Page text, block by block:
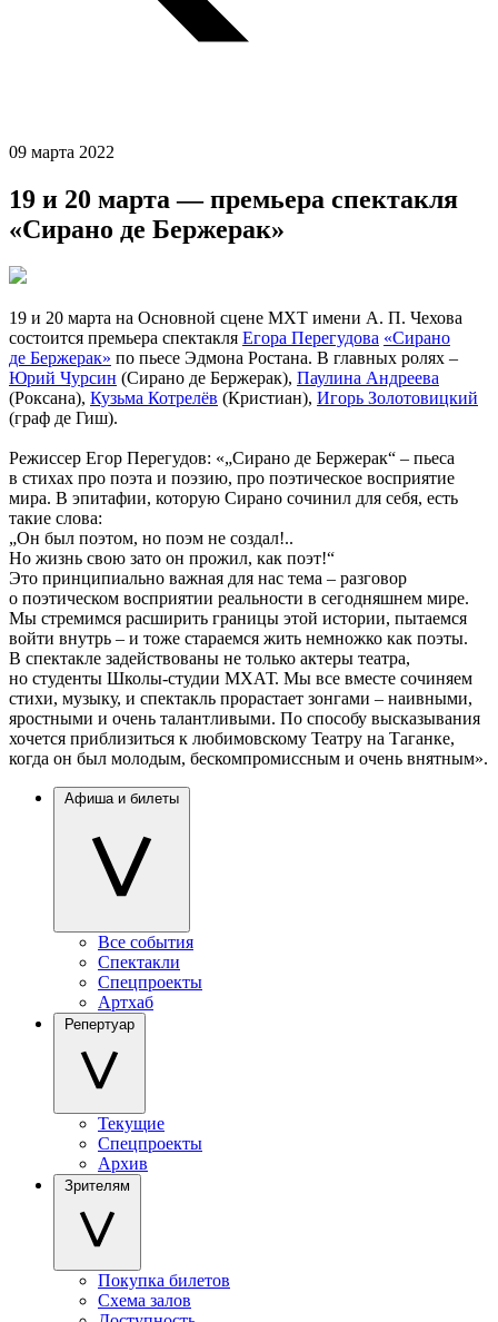
09 марта 2022
19 и 20 марта — премьера спектакля
«Сирано де Бержерак»
19 и 20 марта на Основной сцене МХТ имени А. П. Чехова
состоится премьера спектакля Егора Перегудова «Сирано
де Бержерак» по пьесе Эдмона Ростана. В главных ролях –
Юрий Чурсин (Сирано де Бержерак), Паулина Андреева
(Роксана), Кузьма Котрелёв (Кристиан), Игорь Золотовицкий
(граф де Гиш).
Режиссер Егор Перегудов: «„Сирано де Бержерак“ – пьеса
в стихах про поэта и поэзию, про поэтическое восприятие
мира. В эпитафии, которую Сирано сочинил для себя, есть
такие слова:
„Он был поэтом, но поэм не создал!..
Но жизнь свою зато он прожил, как поэт!“
Это принципиально важная для нас тема – разговор
о поэтическом восприятии реальности в сегодняшнем мире.
Мы стремимся расширить границы этой истории, пытаемся
войти внутрь – и тоже стараемся жить немножко как поэты.
В спектакле задействованы не только актеры театра,
но студенты Школы-студии МХАТ. Мы все вместе сочиняем
стихи, музыку, и спектакль прорастает зонгами – наивными,
яростными и очень талантливыми. По способу высказывания
хочется приблизиться к любимовскому Театру на Таганке,
когда он был молодым, бескомпромиссным и очень внятным».
Афиша и билеты
Все события
Спектакли
Спецпроекты
Артхаб
Репертуар
Текущие
Спецпроекты
Архив
Зрителям
Покупка билетов
Схема залов